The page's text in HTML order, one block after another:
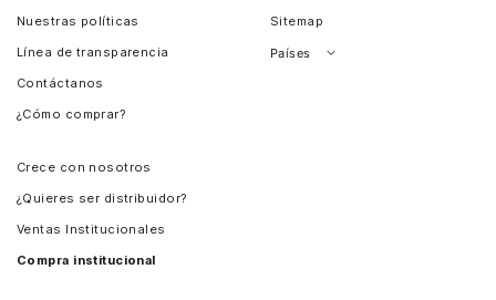
Nuestras políticas
Línea de transparencia
Contáctanos
¿Cómo comprar?
Sitemap
Países
Crece con nosotros
¿Quieres ser distribuidor?
Ventas Institucionales
Compra institucional